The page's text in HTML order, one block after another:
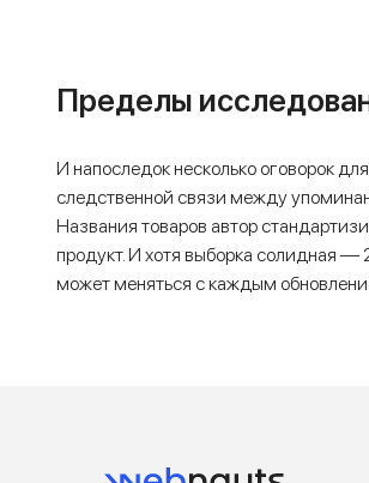
Пределы
И напоследок несколько оговорок
следственной связи между
Названия товаров автор
продукт. И хотя выборка солидная —
может меняться с каждым